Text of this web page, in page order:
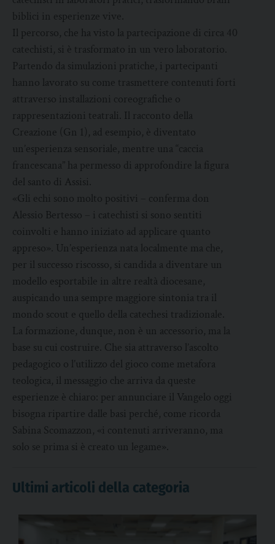
biblici in esperienze vive.
Il percorso, che ha visto la partecipazione di circa 40
catechisti, si è trasformato in un vero laboratorio.
Partendo da simulazioni pratiche, i partecipanti
hanno lavorato su come trasmettere contenuti forti
attraverso installazioni coreografiche o
rappresentazioni teatrali. Il racconto della
Creazione (Gn 1), ad esempio, è diventato
un’esperienza sensoriale, mentre una “caccia
francescana” ha permesso di approfondire la figura
del santo di Assisi.
«Gli echi sono molto positivi – conferma don
Alessio Bertesso – i catechisti si sono sentiti
coinvolti e hanno iniziato ad applicare quanto
appreso». Un’esperienza nata localmente ma che,
per il successo riscosso, si candida a diventare un
modello esportabile in altre realtà diocesane,
auspicando una sempre maggiore sintonia tra il
mondo scout e quello della catechesi tradizionale.
La formazione, dunque, non è un accessorio, ma la
base su cui costruire. Che sia attraverso l’ascolto
pedagogico o l’utilizzo del gioco come metafora
teologica, il messaggio che arriva da queste
esperienze è chiaro: per annunciare il Vangelo oggi
bisogna ripartire dalle basi perché, come ricorda
Sabina Scomazzon, «i contenuti arriveranno, ma
solo se prima si è creato un legame».
Ultimi articoli della categoria